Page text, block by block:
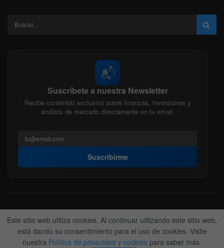
📬
Suscríbete a nuestra Newsletter
Recibe contenido exclusivo sobre finanzas, inversiones y
análisis de mercado directamente en tu email.
Suscribirme
Acerca de nosotros Politica Editorial
Nuestro Equipo
Contactanos
Anunciate
© 2022-2026BitFinanzas- Hecho porTeam DM. 😎
Este sitio web utiliza cookies. Al continuar utilizando este sitio web,
está dando su consentimiento para el uso de cookies. Visite
nuestra Política de privacidad y cookies para saber más.